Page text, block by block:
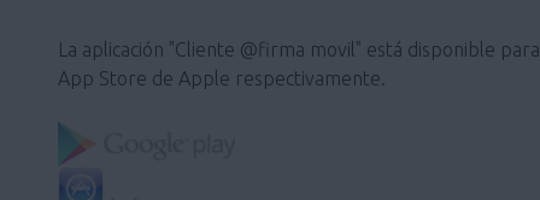
La aplicación "Cliente @firma movil" está disponible
App Store de Apple respectivamente.